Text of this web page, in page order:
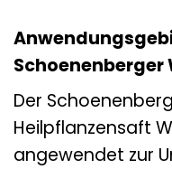
Schoenenberger
Der
Heilpflanzensaft
angewendet zur